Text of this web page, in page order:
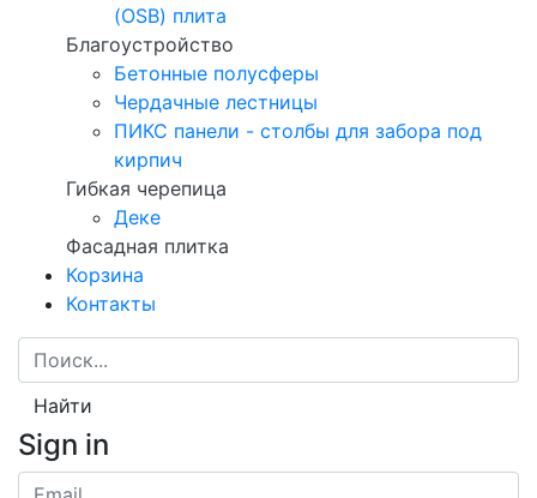
(OSB) плита
Благоустройство
Бетонные полусферы
Чердачные лестницы
ПИКС панели - столбы для забора под
кирпич
Гибкая черепица
Деке
Фасадная плитка
Корзина
Контакты
Найти
Sign in